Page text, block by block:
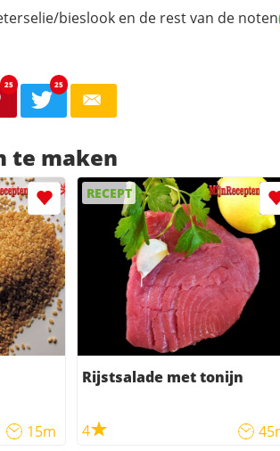
bieslook en de rest van de noten
25 25
te maken
15m
RECEPT
Rijstsalade met tonijn
4